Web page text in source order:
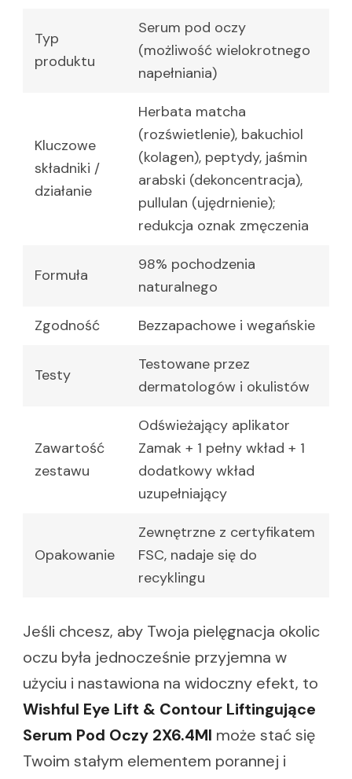
Typ
produktu
Serum pod oczy
(możliwość wielokrotnego
napełniania)
Kluczowe
składniki /
działanie
Herbata matcha
(rozświetlenie), bakuchiol
(kolagen), peptydy, jaśmin
arabski (dekoncentracja),
pullulan (ujędrnienie);
redukcja oznak zmęczenia
Formuła
98% pochodzenia
naturalnego
Zgodność Bezzapachowe i wegańskie
Testy
Testowane przez
dermatologów i okulistów
Zawartość
zestawu
Odświeżający aplikator
Zamak + 1 pełny wkład + 1
dodatkowy wkład
uzupełniający
Opakowanie
Zewnętrzne z certyfikatem
FSC, nadaje się do
recyklingu
Jeśli chcesz, aby Twoja pielęgnacja okolic
oczu była jednocześnie przyjemna w
użyciu i nastawiona na widoczny efekt, to
Wishful Eye Lift & Contour Liftingujące
Serum Pod Oczy 2X6.4Ml może stać się
Twoim stałym elementem porannej i